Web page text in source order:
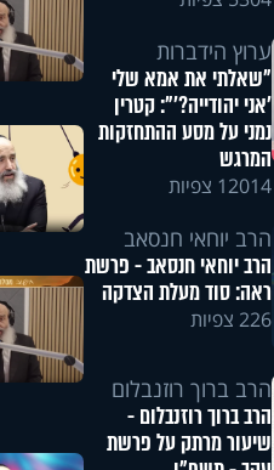
ערוץ הידברות
"שאלתי את אמא שלי
'אני יהודייה?'": קטרין
נמני על מסע ההתחזקות
המרגש
12014 צפיות
הרב יוחאי חנסאב
הרב יוחאי חנסאב - פרשת
ראה: סוד מעלת הצדקה
226 צפיות
הרב ברוך רוזנבלום
הרב ברוך רוזנבלום -
שיעור מרתק על פרשת